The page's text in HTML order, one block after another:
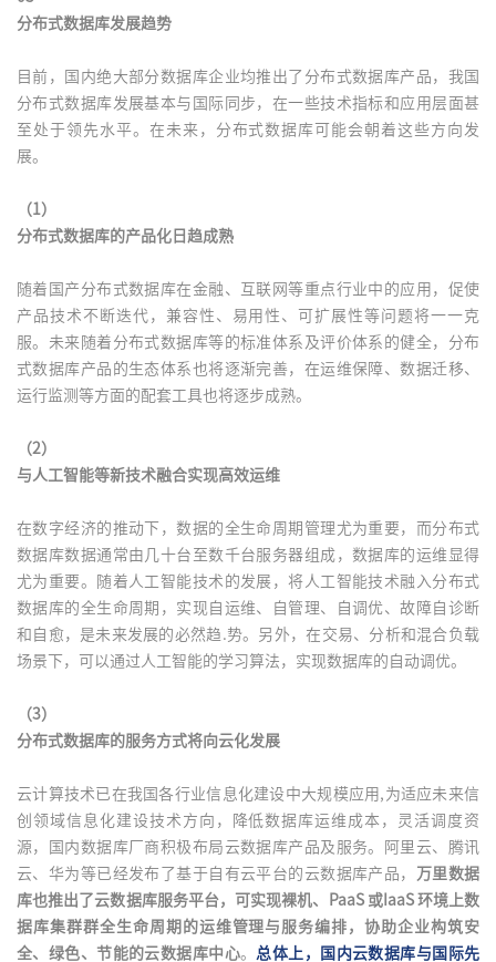
分布式数据库发展趋势
目前，国内绝大部分数据库企业均推出了分布式数据库产品，我国
分布式数据库发展基本与国际同步，在一些技术指标和应用层面甚
至处于领先水平。在未来，分布式数据库可能会朝着这些方向发
展。
（1）
分布式数据库的产品化日趋成熟
随着国产分布式数据库在金融、互联网等重点行业中的应用，促使
产品技术不断迭代，兼容性、易用性、可扩展性等问题将一一克
服。未来随着分布式数据库等的标准体系及评价体系的健全，分布
式数据库产品的生态体系也将逐渐完善，在运维保障、数据迁移、
运行监测等方面的配套工具也将逐步成熟。
（2）
与人工智能等新技术融合实现高效运维
在数字经济的推动下，数据的全生命周期管理尤为重要，而分布式
数据库数据通常由几十台至数千台服务器组成，数据库的运维显得
尤为重要。随着人工智能技术的发展，将人工智能技术融入分布式
数据库的全生命周期，实现自运维、自管理、自调优、故障自诊断
和自愈，是未来发展的必然趋.势。另外，在交易、分析和混合负载
场景下，可以通过人工智能的学习算法，实现数据库的自动调优。
（3）
分布式数据库的服务方式将向云化发展
云计算技术已在我国各行业信息化建设中大规模应用,为适应未来信
创领域信息化建设技术方向，降低数据库运维成本，灵活调度资
源，国内数据库厂商积极布局云数据库产品及服务。阿里云、腾讯
云、华为等已经发布了基于自有云平台的云数据库产品，
万里数据
库也推出了云数据库服务平台，可实现裸机、PaaS 或IaaS 环境上数
据库集群群全生命周期的运维管理与服务编排，协助企业构筑安
全、绿色、节能的云数据库中心。 总体上，国内云数据库与国际先